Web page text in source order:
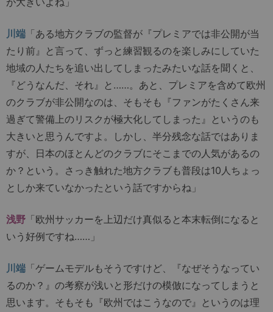
川端 「ある地方クラブの監督が『プレミアでは非公開が当
たり前』と言って、ずっと練習観るのを楽しみにしていた
地域の人たちを追い出してしまったみたいな話を聞くと、
『どうなんだ、それ』と……。あと、プレミアを含めて欧州
のクラブが非公開なのは、そもそも『ファンがたくさん来
過ぎて警備上のリスクが極大化してしまった』というのも
大きいと思うんですよ。しかし、半分残念な話ではありま
すが、日本のほとんどのクラブにそこまでの人気があるの
か？という。さっき触れた地方クラブも普段は10人ちょっ
としか来ていなかったという話ですからね」
浅野 「欧州サッカーを上辺だけ真似ると本末転倒になると
いう好例ですね……」
川端 「ゲームモデルもそうですけど、『なぜそうなってい
るのか？』の考察が浅いと形だけの模倣になってしまうと
思います。そもそも『欧州ではこうなので』というのは理